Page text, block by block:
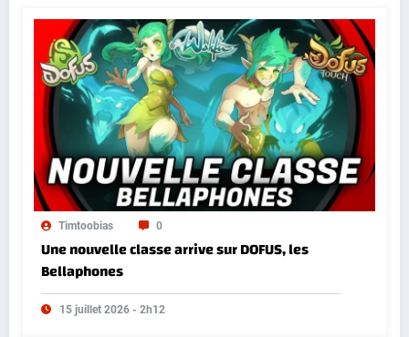
Timtoobias 0
Une nouvelle classe arrive sur DOFUS, les
Bellaphones
15 juillet 2026 - 2h12